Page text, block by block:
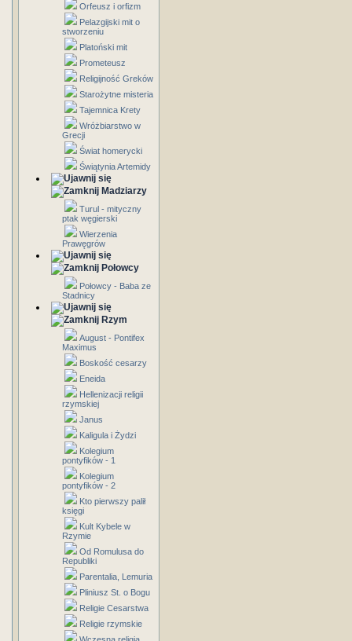
Orfeusz i orfizm
Pelazgijski mit o
stworzeniu
Platoński mit
Prometeusz
Religijność Greków
Starożytne misteria
Tajemnica Krety
Wróżbiarstwo w
Grecji
Świat homerycki
Świątynia Artemidy
Madziarzy
Turul - mityczny
ptak węgierski
Wierzenia
Prawęgrów
Połowcy
Połowcy - Baba ze
Stadnicy
Rzym
August - Pontifex
Maximus
Boskość cesarzy
Eneida
Hellenizacji religii
rzymskiej
Janus
Kaligula i Żydzi
Kolegium
pontyfików - 1
Kolegium
pontyfików - 2
Kto pierwszy palił
księgi
Kult Kybele w
Rzymie
Od Romulusa do
Republiki
Parentalia, Lemuria
Pliniusz St. o Bogu
Religie Cesarstwa
Religie rzymskie